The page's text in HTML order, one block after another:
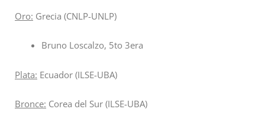
Oro: Grecia (CNLP-UNLP)
Bruno Loscalzo, 5to 3era
Plata: Ecuador (ILSE-UBA)
Bronce: Corea del Sur (ILSE-UBA)